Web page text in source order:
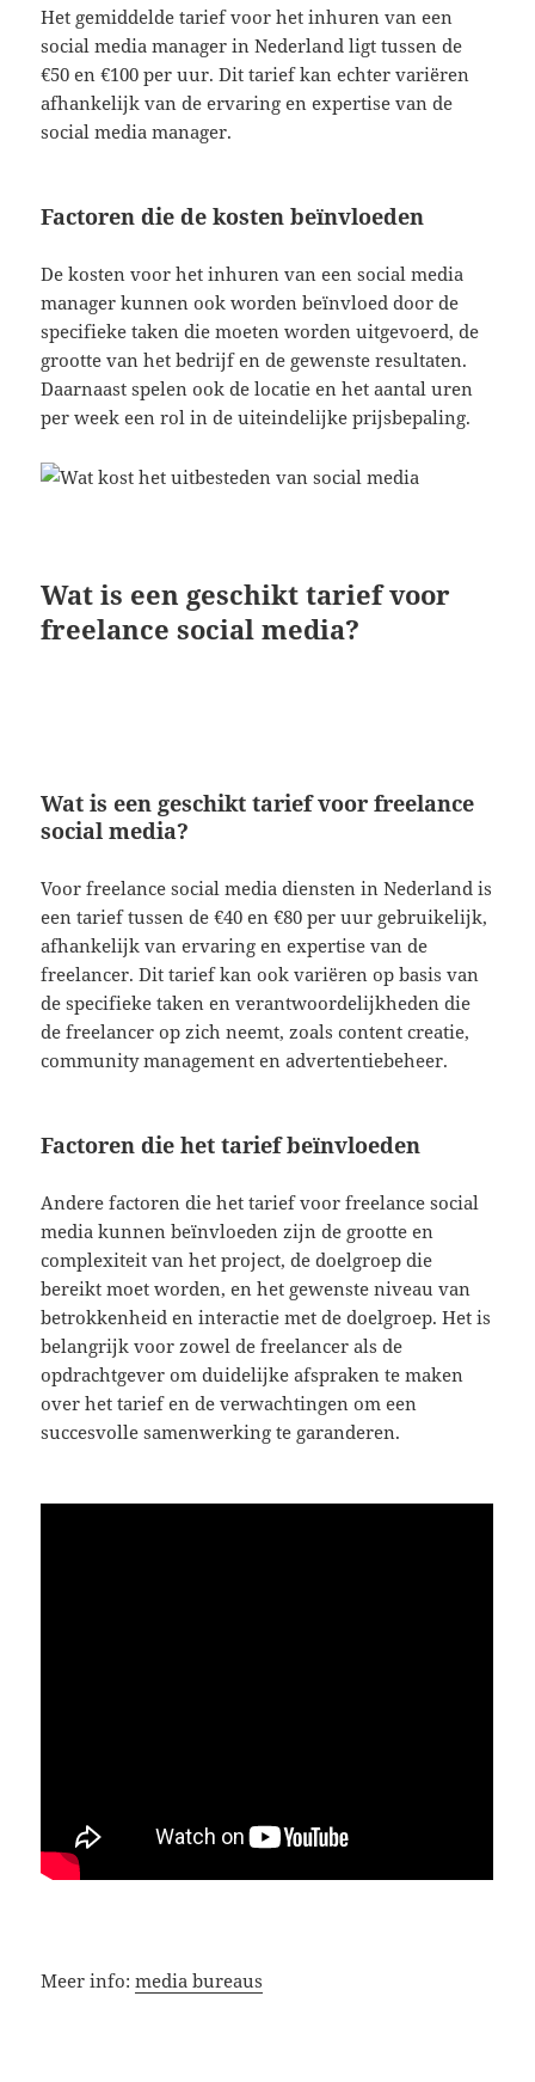
Het gemiddelde tarief voor het inhuren van een
social media manager in Nederland ligt tussen de
€50 en €100 per uur. Dit tarief kan echter variëren
afhankelijk van de ervaring en expertise van de
social media manager.
Factoren die de kosten beïnvloeden
De kosten voor het inhuren van een social media
manager kunnen ook worden beïnvloed door de
specifieke taken die moeten worden uitgevoerd, de
grootte van het bedrijf en de gewenste resultaten.
Daarnaast spelen ook de locatie en het aantal uren
per week een rol in de uiteindelijke prijsbepaling.
Wat is een geschikt tarief voor
freelance social media?
Wat is een geschikt tarief voor freelance
social media?
Voor freelance social media diensten in Nederland is
een tarief tussen de €40 en €80 per uur gebruikelijk,
afhankelijk van ervaring en expertise van de
freelancer. Dit tarief kan ook variëren op basis van
de specifieke taken en verantwoordelijkheden die
de freelancer op zich neemt, zoals content creatie,
community management en advertentiebeheer.
Factoren die het tarief beïnvloeden
Andere factoren die het tarief voor freelance social
media kunnen beïnvloeden zijn de grootte en
complexiteit van het project, de doelgroep die
bereikt moet worden, en het gewenste niveau van
betrokkenheid en interactie met de doelgroep. Het is
belangrijk voor zowel de freelancer als de
opdrachtgever om duidelijke afspraken te maken
over het tarief en de verwachtingen om een
succesvolle samenwerking te garanderen.
Meer info:media bureaus